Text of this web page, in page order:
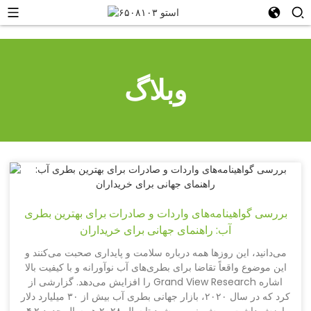
وبلاگ
بررسی گواهینامه‌های واردات و صادرات برای بهترین بطری
آب: راهنمای جهانی برای خریداران
می‌دانید، این روزها همه درباره سلامت و پایداری صحبت می‌کنند و
این موضوع واقعاً تقاضا برای بطری‌های آب نوآورانه و با کیفیت بالا
را افزایش می‌دهد. گزارشی از Grand View Research اشاره
کرد که در سال ۲۰۲۰، بازار جهانی بطری آب بیش از ۳۰ میلیارد دلار